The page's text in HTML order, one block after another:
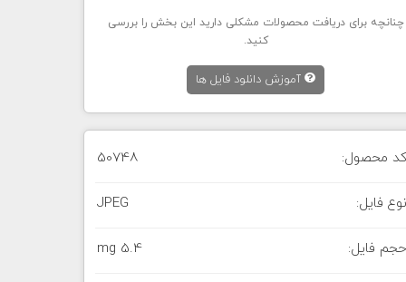
چنانچه برای دریافت محصولات مشکلی دارید این بخش را بررسی
کنید.
آموزش دانلود فایل ها
کد محصول: 50748
نوع فایل: JPEG
حجم فایل: 5.4 mg